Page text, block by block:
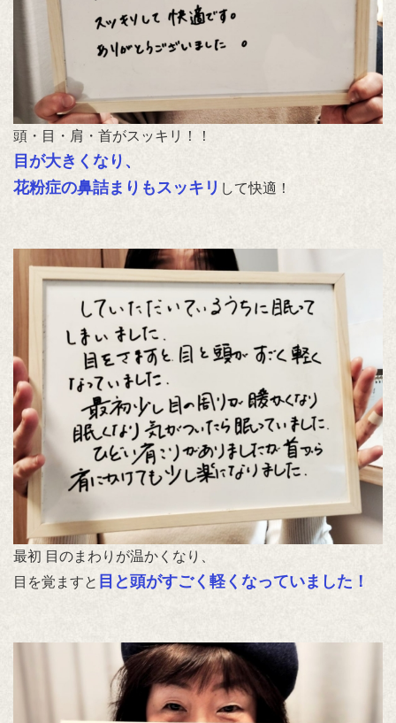
頭・目・肩・首がスッキリ！！
目が大きくなり、
花粉症の鼻詰まりもスッキリ して快適！
最初 目のまわりが温かくなり、
目を覚ますと 目と頭がすごく軽くなっていました！